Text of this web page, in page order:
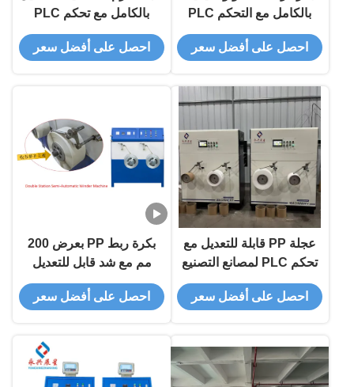
بالكامل مع التحكم PLC
بقطر 200 مم
احصل على أفضل سعر
بالكامل مع تحكم PLC
التوتر القابل للتعديل
احصل على أفضل سعر
عجلة PP قابلة للتعديل مع
تحكم PLC لمصانع التصنيع
احصل على أفضل سعر
بكرة ربط PP بعرض 200
مم مع شد قابل للتعديل
للتصنيع
احصل على أفضل سعر